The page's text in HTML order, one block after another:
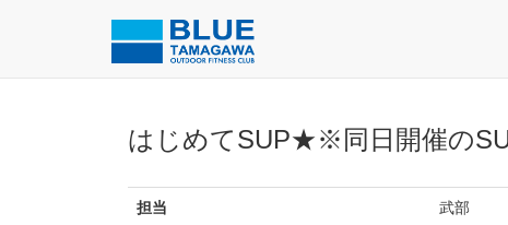
はじめてSUP★※同日開催の
担当 武部